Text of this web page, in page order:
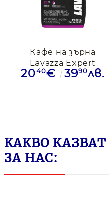
Кафе на зърна
Lavazza Expert
Gusto Forte 1 кг
2040€ 3990лв.
КАКВО
ЗА НАС: